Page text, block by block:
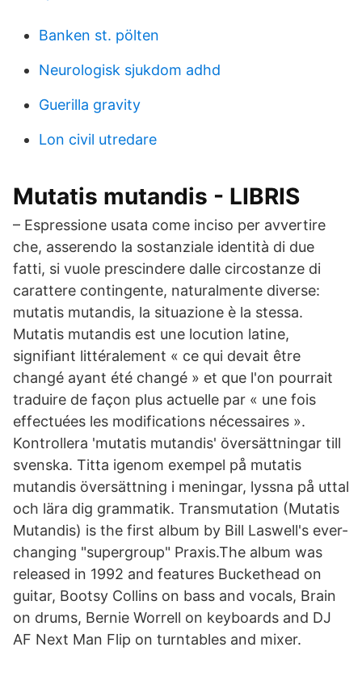
Banken st. pölten
Neurologisk sjukdom adhd
Guerilla gravity
Lon civil utredare
Mutatis mutandis - LIBRIS
– Espressione usata come inciso per avvertire
che, asserendo la sostanziale identità di due
fatti, si vuole prescindere dalle circostanze di
carattere contingente, naturalmente diverse:
mutatis mutandis, la situazione è la stessa.
Mutatis mutandis est une locution latine,
signifiant littéralement « ce qui devait être
changé ayant été changé » et que l'on pourrait
traduire de façon plus actuelle par « une fois
effectuées les modifications nécessaires ».
Kontrollera 'mutatis mutandis' översättningar till
svenska. Titta igenom exempel på mutatis
mutandis översättning i meningar, lyssna på uttal
och lära dig grammatik. Transmutation (Mutatis
Mutandis) is the first album by Bill Laswell's ever-
changing "supergroup" Praxis.The album was
released in 1992 and features Buckethead on
guitar, Bootsy Collins on bass and vocals, Brain
on drums, Bernie Worrell on keyboards and DJ
AF Next Man Flip on turntables and mixer.